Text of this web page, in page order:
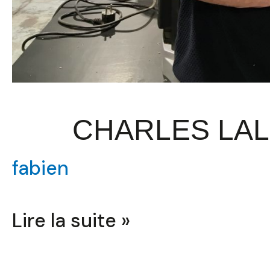
CHARLES
fabien
Lire la suite »